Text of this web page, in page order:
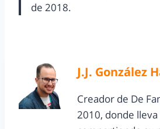
de 2018.
J.J. González
Creador de De
2010, donde lleva